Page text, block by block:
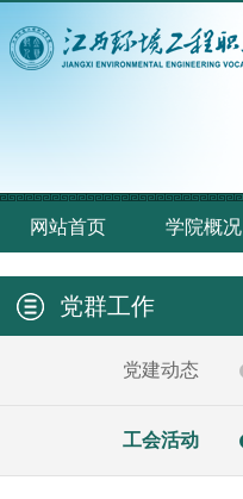
网站首页 学院概况
党群工作
党建动态
工会活动